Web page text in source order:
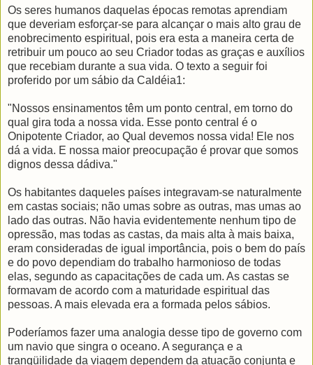
Os seres humanos daquelas épocas remotas aprendiam
que deveriam esforçar-se para alcançar o mais alto grau de
enobrecimento espiritual, pois era esta a maneira certa de
retribuir um pouco ao seu Criador todas as graças e auxílios
que recebiam durante a sua vida. O texto a seguir foi
proferido por um sábio da Caldéia1:
"Nossos ensinamentos têm um ponto central, em torno do
qual gira toda a nossa vida. Esse ponto central é o
Onipotente Criador, ao Qual devemos nossa vida! Ele nos
dá a vida. E nossa maior preocupação é provar que somos
dignos dessa dádiva."
Os habitantes daqueles países integravam-se naturalmente
em castas sociais; não umas sobre as outras, mas umas ao
lado das outras. Não havia evidentemente nenhum tipo de
opressão, mas todas as castas, da mais alta à mais baixa,
eram consideradas de igual importância, pois o bem do país
e do povo dependiam do trabalho harmonioso de todas
elas, segundo as capacitações de cada um. As castas se
formavam de acordo com a maturidade espiritual das
pessoas. A mais elevada era a formada pelos sábios.
Poderíamos fazer uma analogia desse tipo de governo com
um navio que singra o oceano. A segurança e a
tranqüilidade da viagem dependem da atuação conjunta e